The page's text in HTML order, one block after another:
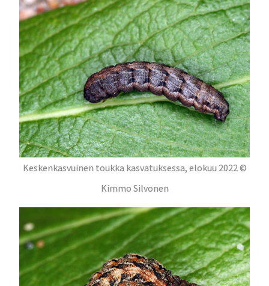
Keskenkasvuinen toukka kasvatuksessa, elokuu 2022 ©
Kimmo Silvonen